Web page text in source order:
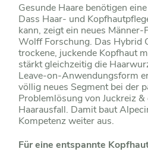
Gesunde Haare benötigen
Dass Haar- und
kann, zeigt ein neues
Wolff Forschung. Das Hybrid
trockene, juckende Kopfhaut
stärkt gleichzeitig die
Leave-on-Anwendungsform
völlig neues Segment bei der
Problemlösung von Juckreiz
Haarausfall. Damit baut
Kompetenz weiter aus.
Für eine entspannte